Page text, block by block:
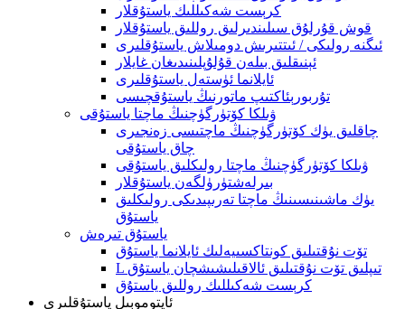
كرېست شەكىللىك ياستۇقلار
قوش قۇرلۇق سىلىندىرلىق روللىق ياستۇقلار
ئىگنە رولىكى / ئىتتىرىش دومىلاش ياستۇقلىرى
ئېنىقلىق بىلەن قۇلۇپلىنىدىغان غايلار
ئايلانما ئۈستەل ياستۇقلىرى
تۇربورېئاكتىپ ماتورنىڭ ياستۇقچىسى
ۋىلكا كۆتۈرگۈچنىڭ ماچتا ياستۇقى
چاقلىق يۈك كۆتۈرگۈچنىڭ ماچتىسى زەنجىرى
چاق ياستۇقى
ۋىلكا كۆتۈرگۈچنىڭ ماچتا رولىكلىق ياستۇقى
بىرلەشتۈرۈلگەن ياستۇقلار
يۈك ماشىنىسىنىڭ ماچتا تەرىپىدىكى رولىكلىق
ياستۇق
ياستۇق تىرەش
تۆت نۇقتىلىق كونتاكسىيەلىك ئايلانما ياستۇق
L تىپلىق تۆت نۇقتىلىق ئالاقىلىشىشچان ياستۇق
كرېست شەكىللىك روللىق ياستۇق
ئاپتوموبىل ياستۇقلىرى